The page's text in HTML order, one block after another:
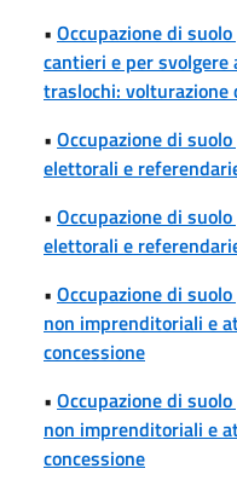
• Occupazione di
cantieri e per
traslochi: volturazione
• Occupazione di
elettorali e
• Occupazione di
elettorali e
• Occupazione di
non imprenditoriali e
concessione
• Occupazione di
non imprenditoriali e
concessione